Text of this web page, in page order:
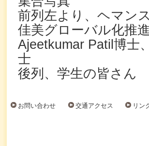
前列左より、ヘマン
佳美グローバル化推
Ajeetkumar Patil博士
士
後列、学生の皆さん
お問い合わせ 交通アクセス リン